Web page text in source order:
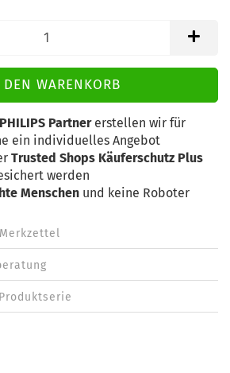
Partnererstellen wir für
ein individuelles Angebot
Trusted Shops Käuferschutz Plus
werden
Menschen und keine Roboter
Produktserie